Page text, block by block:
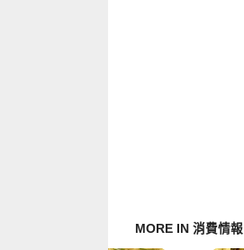
MORE IN 消費情報